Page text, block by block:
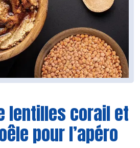
lentilles corail et
pour l’apéro